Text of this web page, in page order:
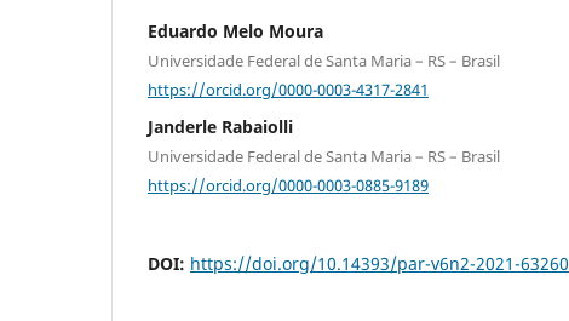
Eduardo Melo Moura
Universidade Federal de Santa Maria – RS – Brasil
https://orcid.org/0000-0003-4317-2841
Janderle Rabaiolli
Universidade Federal de Santa Maria – RS – Brasil
https://orcid.org/0000-0003-0885-9189
DOI: https://doi.org/10.14393/par-v6n2-2021-63260